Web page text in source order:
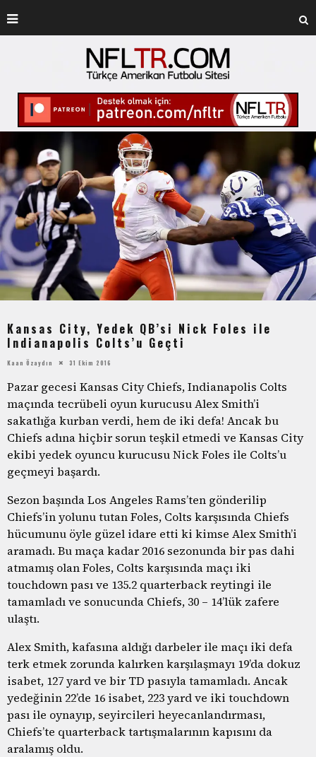
Kansas City, Yedek QB’si Nick Foles ile
Indianapolis Colts’u Geçti
Kaan Özaydın 31 Ekim 2016
Pazar gecesi Kansas City Chiefs, Indianapolis Colts
maçında tecrübeli oyun kurucusu Alex Smith’i
sakatlığa kurban verdi, hem de iki defa! Ancak bu
Chiefs adına hiçbir sorun teşkil etmedi ve Kansas City
ekibi yedek oyuncu kurucusu Nick Foles ile Colts’u
geçmeyi başardı.
Sezon başında Los Angeles Rams’ten gönderilip
Chiefs’in yolunu tutan Foles, Colts karşısında Chiefs
hücumunu öyle güzel idare etti ki kimse Alex Smith’i
aramadı. Bu maça kadar 2016 sezonunda bir pas dahi
atmamış olan Foles, Colts karşısında maçı iki
touchdown pası ve 135.2 quarterback reytingi ile
tamamladı ve sonucunda Chiefs, 30 – 14’lük zafere
ulaştı.
Alex Smith, kafasına aldığı darbeler ile maçı iki defa
terk etmek zorunda kalırken karşılaşmayı 19’da dokuz
isabet, 127 yard ve bir TD pasıyla tamamladı. Ancak
yedeğinin 22’de 16 isabet, 223 yard ve iki touchdown
pası ile oynayıp, seyircileri heyecanlandırması,
Chiefs’te quarterback tartışmalarının kapısını da
aralamış oldu.